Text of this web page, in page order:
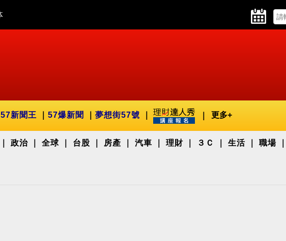
57新聞王 57爆新聞 夢想街57號 更多+
政治 全球 台股 房產 汽車 理財 ３Ｃ 生活 職場